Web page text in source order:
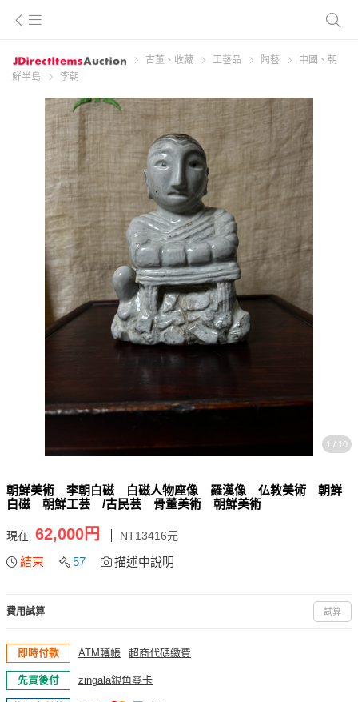
古董、收藏 工藝品 陶藝
中國、朝
鮮半島
李朝
1 / 10
朝鮮美術 李朝白磁 白磁人物座像 羅漢像 仏教美術 朝鮮
白磁 朝鮮工芸 /古民芸 骨董美術 朝鮮美術
現在 62,000円 NT13416元
結束 57 描述中說明
費用試算 試算
即時付款 ATM轉帳 超商代碼繳費
先買後付 zingala銀角零卡